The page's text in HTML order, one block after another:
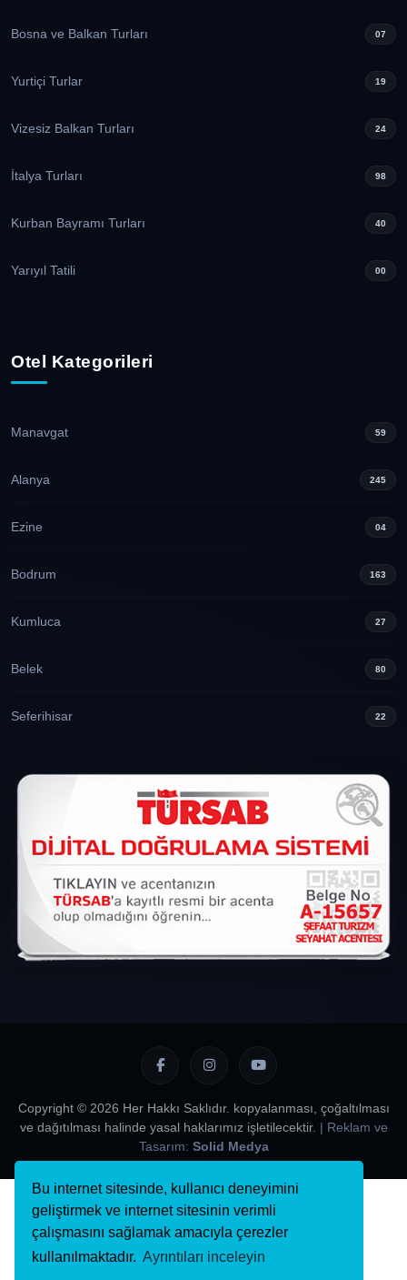
Bu internet sitesinde, kullanıcı deneyimini
geliştirmek ve internet sitesinin verimli
çalışmasını sağlamak amacıyla çerezler
kullanılmaktadır. Ayrıntıları inceleyin
Bosna ve Balkan Turları 07
Yurtiçi Turlar 19
Vizesiz Balkan Turları 24
İtalya Turları 98
Kurban Bayramı Turları 40
Yarıyıl Tatili 00
Otel Kategorileri
Manavgat 59
Alanya 245
Ezine 04
Bodrum 163
Kumluca 27
Belek 80
Seferihisar 22
Copyright © 2026 Her Hakkı Saklıdır. kopyalanması, çoğaltılması
ve dağıtılması halinde yasal haklarımız işletilecektir. | Reklam ve
Tasarım: Solid Medya